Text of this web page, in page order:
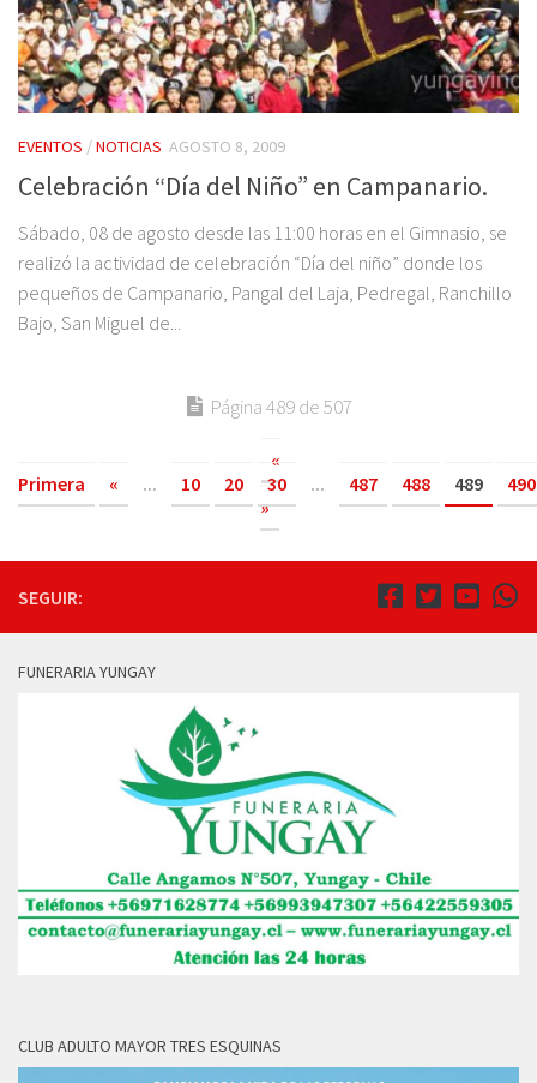
EVENTOS /NOTICIAS AGOSTO 8, 2009
Celebración “Día del Niño” en Campanario.
Sábado, 08 de agosto desde las 11:00 horas en el Gimnasio, se
realizó la actividad de celebración “Día del niño” donde los
pequeños de Campanario, Pangal del Laja, Pedregal, Ranchillo
Bajo, San Miguel de...
Página 489 de 507
«
Primera
« ... 10 20 30 ... 487 488 489
490
»
SEGUIR:
FUNERARIA YUNGAY
CLUB ADULTO MAYOR TRES ESQUINAS